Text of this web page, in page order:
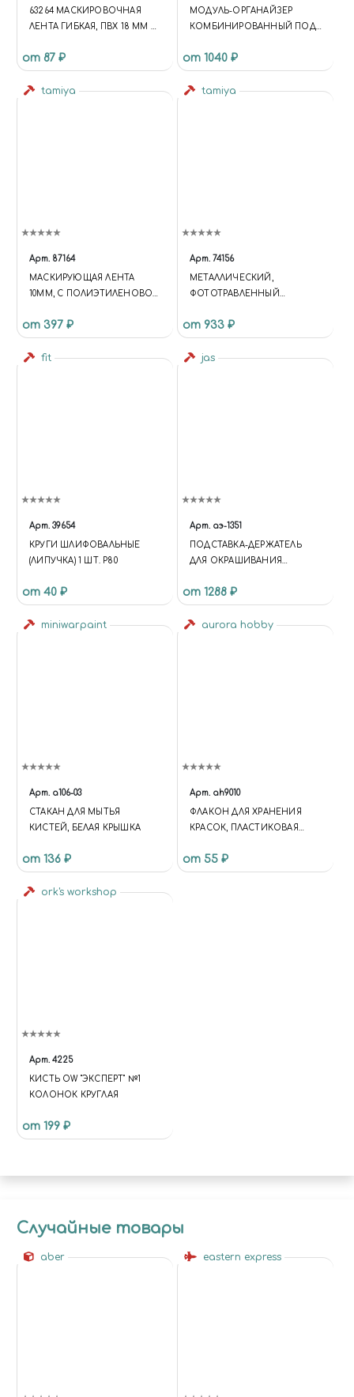
63264 МАСКИРОВОЧНАЯ
ЛЕНТА ГИБКАЯ, ПВХ 18 ММ Х
от 87 ₽
МОДУЛЬ-ОРГАНАЙЗЕР
КОМБИНИРОВАННЫЙ ПОД
от 1040 ₽
tamiya
Арт. 87164
МАСКИРУЮЩАЯ ЛЕНТА
10ММ, С ПОЛИЭТИЛЕНОВОЙ
550ММ
от 397 ₽
tamiya
Арт. 74156
МЕТАЛЛИЧЕСКИЙ,
ФОТОТРАВЛЕННЫЙ
от 933 ₽
fit
Арт. 39654
КРУГИ ШЛИФОВАЛЬНЫЕ
(ЛИПУЧКА) 1 ШТ. Р80
от 40 ₽
jas
Арт. аэ-1351
ПОДСТАВКА-ДЕРЖАТЕЛЬ
ДЛЯ ОКРАШИВАНИЯ
(АЭ-1351) ПОДСТАВКИ ДЛЯ
АЭРОГРАФОВ
от 1288 ₽
miniwarpaint
Арт. a106-03
СТАКАН ДЛЯ МЫТЬЯ
КИСТЕЙ, БЕЛАЯ КРЫШКА
от 136 ₽
aurora hobby
Арт. ah9010
ФЛАКОН ДЛЯ ХРАНЕНИЯ
КРАСОК, ПЛАСТИКОВАЯ
от 55 ₽
ork's workshop
Арт. 4225
КИСТЬ OW "ЭКСПЕРТ" №1
КОЛОНОК КРУГЛАЯ
от 199 ₽
Случайные товары
aber eastern express